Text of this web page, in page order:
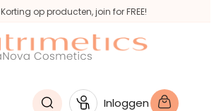
Korting op producten, join for FREE!
Inloggen